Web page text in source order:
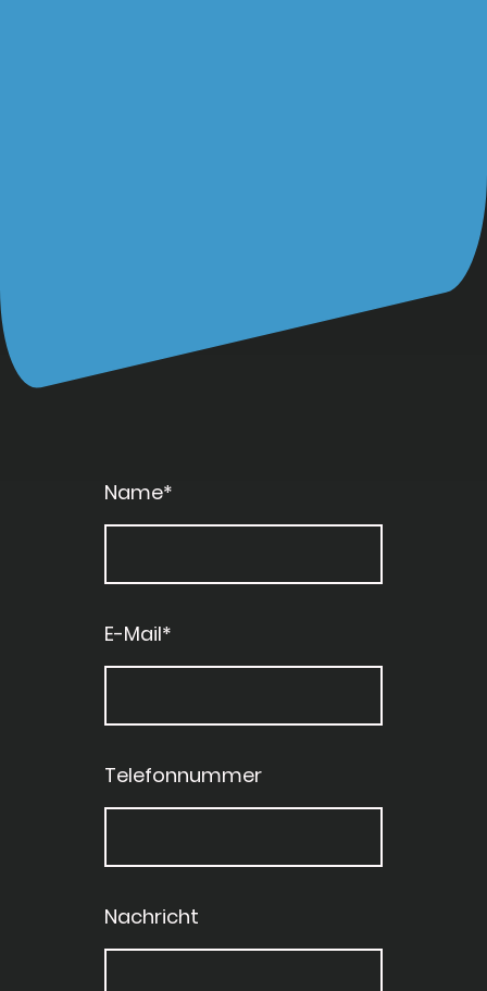
Name*
E-Mail*
Telefonnummer
Nachricht